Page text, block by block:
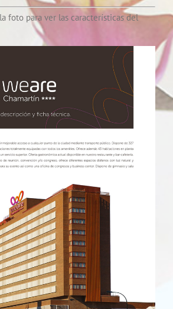
foto para ver las características del